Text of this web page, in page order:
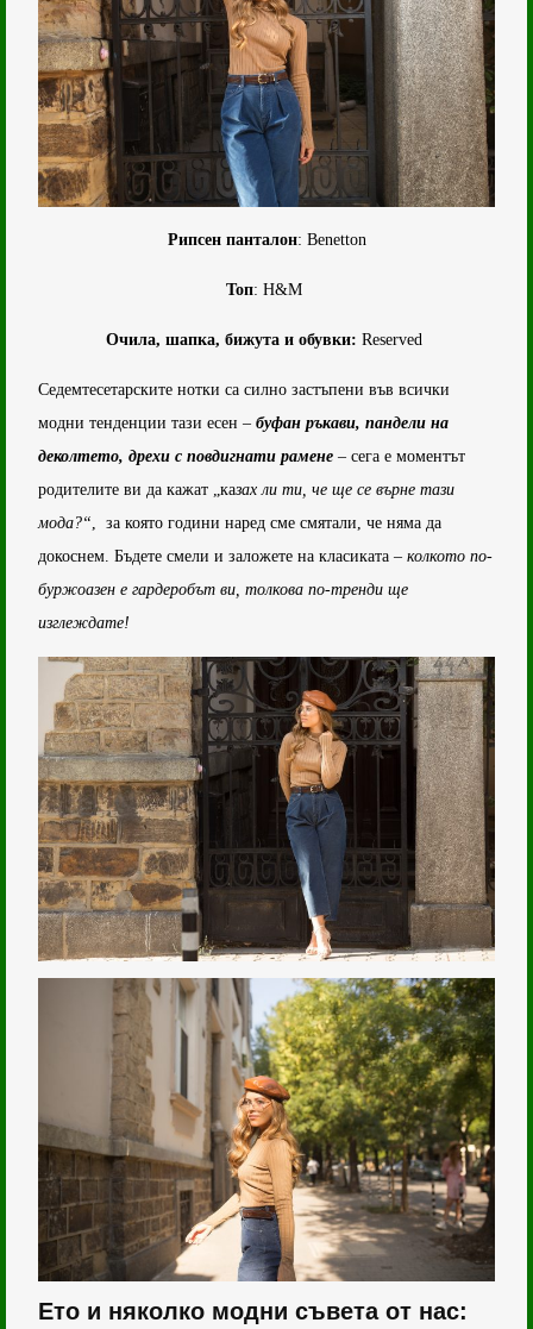
Рипсен панталон: Benetton
Топ: H&M
Очила, шапка, бижута и обувки: Reserved
Седемтесетарските нотки са силно застъпени във всички
модни тенденции тази есен –буфан ръкави, пандели на
деколтето, дрехи с повдигнати рамене – сега е моментът
родителите ви да кажат „казах ли ти, че ще се върне тази
мода?“, за която години наред сме смятали, че няма да
докоснем. Бъдете смели и заложете на класиката – колкото по-
буржоазен е гардеробът ви, толкова по-тренди ще
изглеждате!
Ето и няколко модни съвета от нас: